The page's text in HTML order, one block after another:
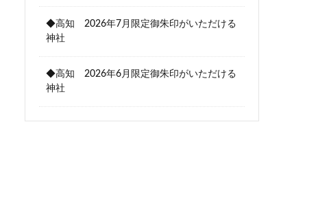
◆高知 2026年7月限定御朱印がいただける
神社
◆高知 2026年6月限定御朱印がいただける
神社